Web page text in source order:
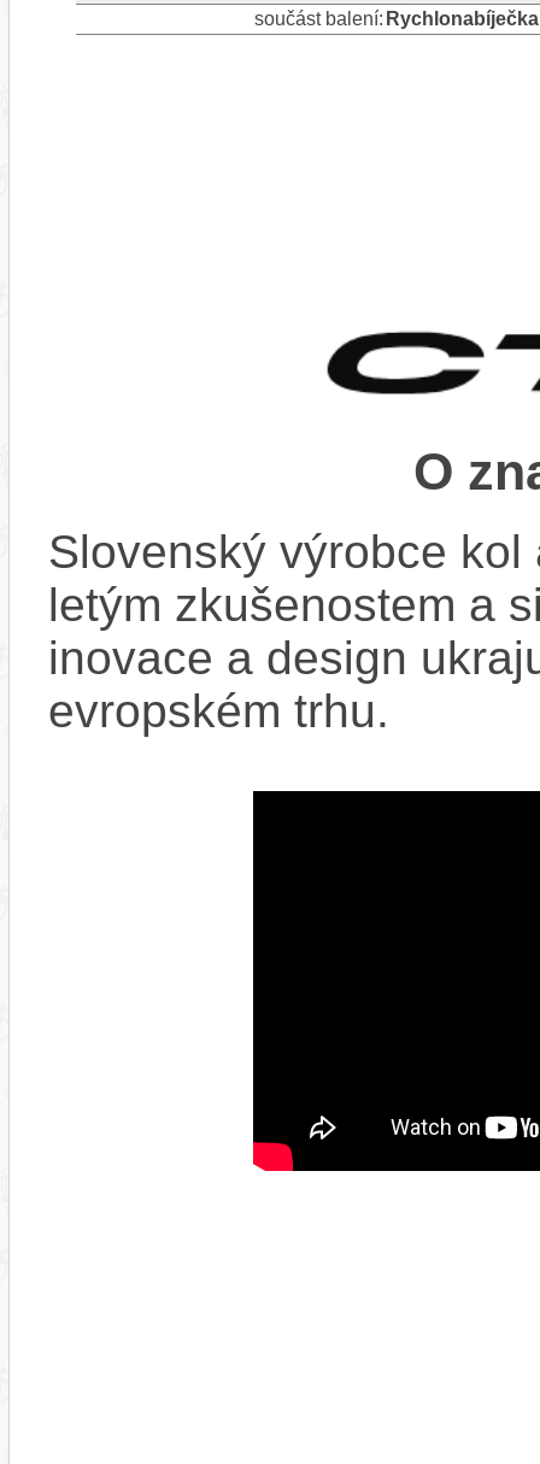
součást balení:
O
Slovenský výrobce
letým zkušenostem a
inovace a design
evropském trhu.